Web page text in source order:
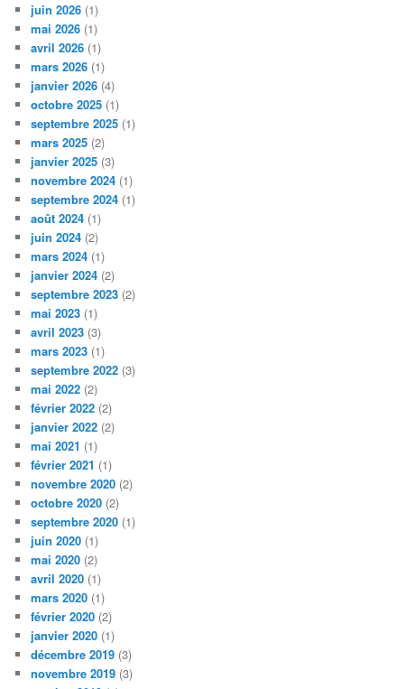
juin 2026 (1)
mai 2026 (1)
avril 2026 (1)
mars 2026 (1)
janvier 2026 (4)
octobre 2025 (1)
septembre 2025 (1)
mars 2025 (2)
janvier 2025 (3)
novembre 2024 (1)
septembre 2024 (1)
août 2024 (1)
juin 2024 (2)
mars 2024 (1)
janvier 2024 (2)
septembre 2023 (2)
mai 2023 (1)
avril 2023 (3)
mars 2023 (1)
septembre 2022 (3)
mai 2022 (2)
février 2022 (2)
janvier 2022 (2)
mai 2021 (1)
février 2021 (1)
novembre 2020 (2)
octobre 2020 (2)
septembre 2020 (1)
juin 2020 (1)
mai 2020 (2)
avril 2020 (1)
mars 2020 (1)
février 2020 (2)
janvier 2020 (1)
décembre 2019 (3)
novembre 2019 (3)